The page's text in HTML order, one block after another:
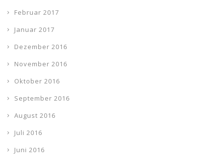
Februar 2017
Januar 2017
Dezember 2016
November 2016
Oktober 2016
September 2016
August 2016
Juli 2016
Juni 2016